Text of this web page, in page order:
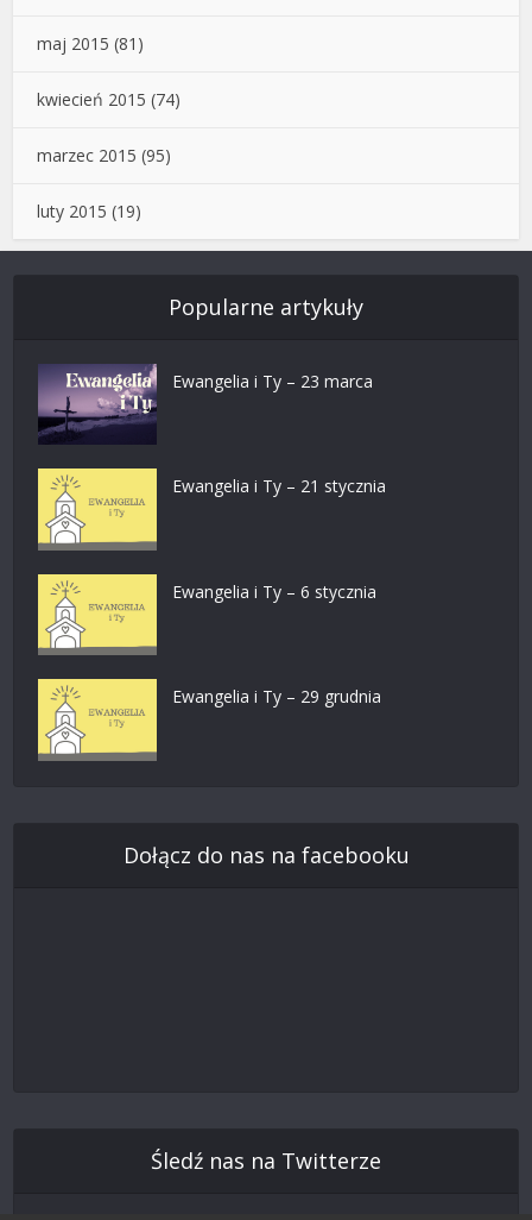
maj 2015 (81)
kwiecień 2015 (74)
marzec 2015 (95)
luty 2015 (19)
Popularne artykuły
Ewangelia i Ty – 23 marca
Ewangelia i Ty – 21 stycznia
Ewangelia i Ty – 6 stycznia
Ewangelia i Ty – 29 grudnia
Dołącz do nas na facebooku
Śledź nas na Twitterze